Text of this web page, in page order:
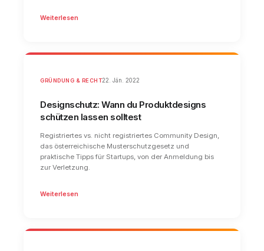
Weiterlesen
GRÜNDUNG & RECHT22. Jän. 2022
Designschutz: Wann du Produktdesigns
schützen lassen solltest
Registriertes vs. nicht registriertes Community Design,
das österreichische Musterschutzgesetz und
praktische Tipps für Startups, von der Anmeldung bis
zur Verletzung.
Weiterlesen